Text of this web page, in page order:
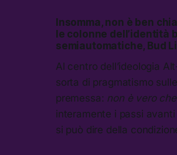
Insomma, non è ben
le colonne dell’identità
semiautomatiche, Bud
Al centro dell’ideologia
sorta di pragmatismo
premessa: non è vero
interamente i passi
si può dire della